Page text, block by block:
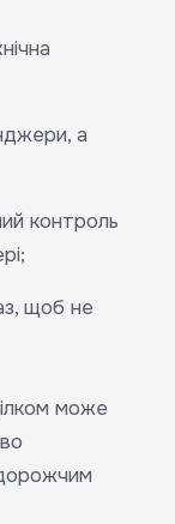
а
контроль
щоб не
може